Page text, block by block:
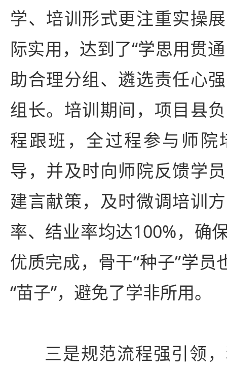
学、培训形式更注重实操
际实用，达到了“学思用贯
助合理分组、遴选责任心
组长。培训期间，项目县
程跟班，全过程参与师院
导，并及时向师院反馈学
建言献策，及时微调培训
率、结业率均达100%，确
优质完成，骨干“种子”学员
“苗子”，避免了学非所用。
三是规范流程强引领